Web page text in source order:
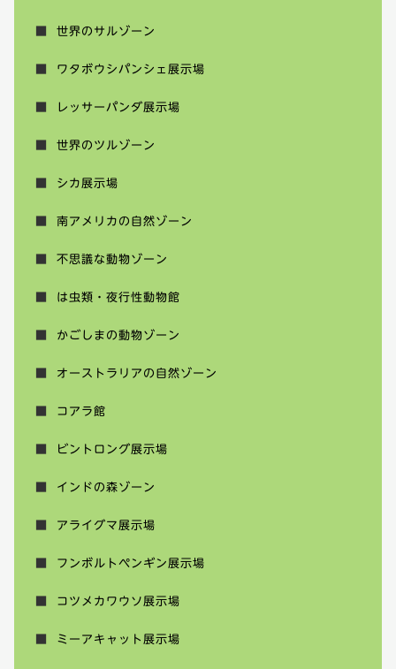
世界のサルゾーン
ワタボウシパンシェ展示場
レッサーパンダ展示場
世界のツルゾーン
シカ展示場
南アメリカの自然ゾーン
不思議な動物ゾーン
は虫類・夜行性動物館
かごしまの動物ゾーン
オーストラリアの自然ゾーン
コアラ館
ビントロング展示場
インドの森ゾーン
アライグマ展示場
フンボルトペンギン展示場
コツメカワウソ展示場
ミーアキャット展示場